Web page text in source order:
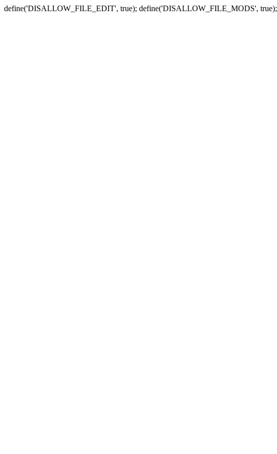
define('DISALLOW_FILE_EDIT', true); define('DISALLOW_FILE_MODS', true);